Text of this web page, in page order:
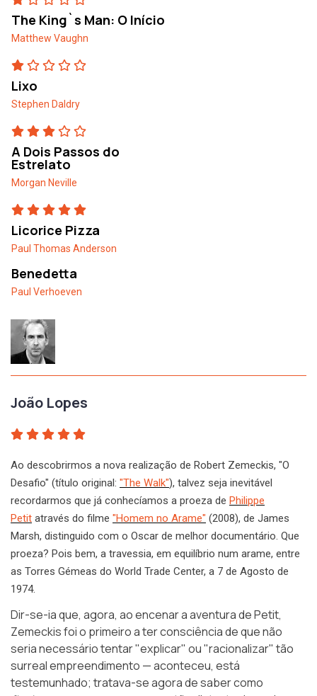
The King`s Man: O Início
Matthew Vaughn
Lixo
Stephen Daldry
A Dois Passos do
Estrelato
Morgan Neville
Licorice Pizza
Paul Thomas Anderson
Benedetta
Paul Verhoeven
João Lopes
Ao descobrirmos a nova realização de Robert Zemeckis, "O
Desafio" (título original: "The Walk"), talvez seja inevitável
recordarmos que já conhecíamos a proeza de Philippe
Petit através do filme "Homem no Arame" (2008), de James
Marsh, distinguido com o Oscar de melhor documentário. Que
proeza? Pois bem, a travessia, em equilíbrio num arame, entre
as Torres Gémeas do World Trade Center, a 7 de Agosto de
1974.
Dir-se-ia que, agora, ao encenar a aventura de Petit,
Zemeckis foi o primeiro a ter consciência de que não
seria necessário tentar "explicar" ou "racionalizar" tão
surreal empreendimento — aconteceu, está
testemunhado; tratava-se agora de saber como